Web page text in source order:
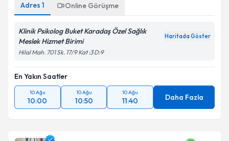
Adres 1 Online Görüşme
Klinik Psikolog Buket Karadaş Özel Sağlık
Meslek Hizmet Birimi
Haritada Göster
Hilal Mah. 701 Sk. 17/9 Kat :3 D:9
En Yakın Saatler
10 Ağu
10:00
10 Ağu
10:50
10 Ağu
11:40 Daha Fazla